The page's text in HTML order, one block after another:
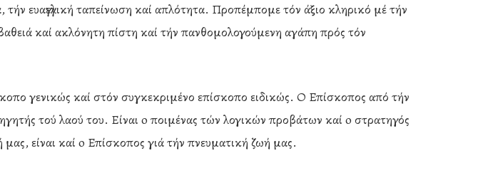
ευαγγελική ταπείνωση καί απλότητα. Προπέμπομε τόν άξιο κληρικό μέ τήν
καί ακλόνητη πίστη καί τήν πανθομολογούμενη αγάπη πρός τόν
γενικώς καί στόν συγκεκριμένο επίσκοπο ειδικώς. Ο Επίσκοπος από τήν
τού λαού του. Είναι o ποιμένας τών λογικών προβάτων καί o στρατηγός
είναι καί o Επίσκοπος γιά τήν πνευματική ζωή μας.